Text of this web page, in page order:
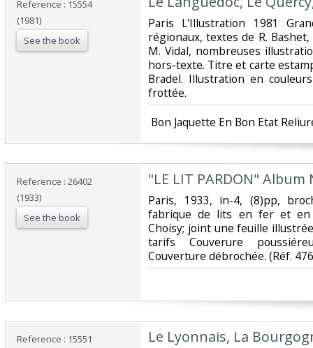
Reference : 15554
(1981)
See the book
‎Paris L'Illustration 1981
régionaux, textes de R. Bashet,
M. Vidal, nombreuses
hors-texte. Titre et carte
Bradel. Illustration en
frottée.‎
Bon Jaquette En Bon Etat
Reference : 26402
(1933)
See the book
‎"LE LIT PARDON" Album
‎Paris, 1933, in-4, (8)pp,
fabrique de lits en fer et en
Choisy; joint une feuille
tarifs Couverure
Couverture débrochée. (Réf.
Reference : 15551
‎Le Lyonnais, La